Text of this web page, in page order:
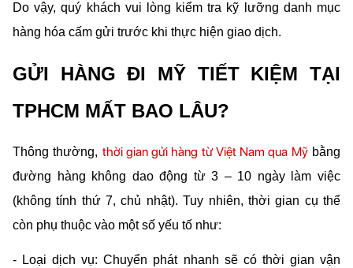
Do vậy, quý khách vui lòng kiểm tra kỹ lưỡng danh mục
hàng hóa cấm gửi trước khi thực hiện giao dịch.
GỬI HÀNG ĐI MỸ TIẾT KIỆM TẠI
TPHCM MẤT BAO LÂU?
Thông thường, thời gian gửi hàng từ Việt Nam qua Mỹ bằng
đường hàng không dao động từ 3 – 10 ngày làm việc
(không tính thứ 7, chủ nhật). Tuy nhiên, thời gian cụ thể
còn phụ thuộc vào một số yếu tố như:
- Loại dịch vụ: Chuyển phát nhanh sẽ có thời gian vận